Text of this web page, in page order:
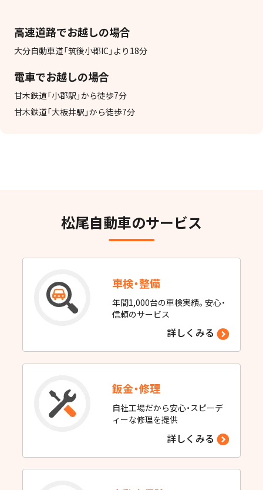
高速道路でお越しの場合
大分自動車道「筑後小郡IC」より18分
電車でお越しの場合
甘木鉄道「小郡駅」から徒歩7分
甘木鉄道「大板井駅」から徒歩7分
松尾自動車のサービス
車検・整備
年間1,000台の車検実績。安心・
信頼のサービス
詳しくみる
鈑金・修理
自社工場だから安心・スピーデ
ィーな修理を提供
詳しくみる